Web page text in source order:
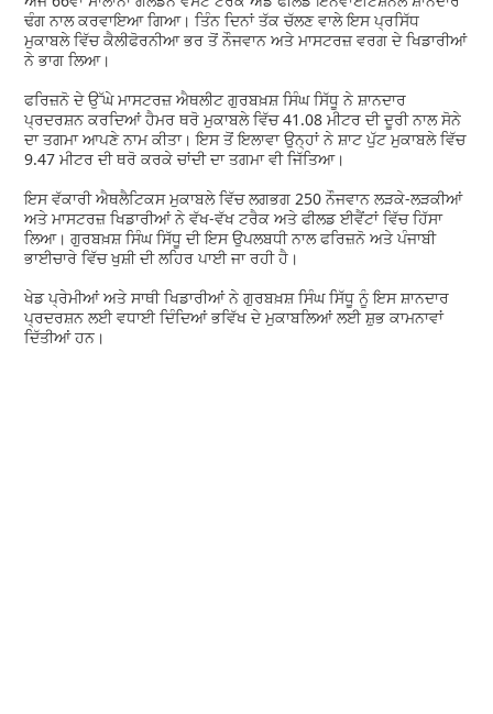
ਢੰਗ ਨਾਲ ਕਰਵਾਇਆ ਗਿਆ। ਤਿੰਨ ਦਿਨਾਂ ਤੱਕ ਚੱਲਣ ਵਾਲੇ ਇਸ ਪ੍ਰਸਿੱਧ
ਮੁਕਾਬਲੇ ਵਿੱਚ ਕੈਲੀਫੋਰਨੀਆ ਭਰ ਤੋਂ ਨੌਜਵਾਨ ਅਤੇ ਮਾਸਟਰਜ਼ ਵਰਗ ਦੇ ਖਿਡਾਰੀਆਂ
ਨੇ ਭਾਗ ਲਿਆ।
ਫਰਿਜ਼ਨੋ ਦੇ ਉੱਘੇ ਮਾਸਟਰਜ਼ ਐਥਲੀਟ ਗੁਰਬਖ਼ਸ਼ ਸਿੰਘ ਸਿੱਧੂ ਨੇ ਸ਼ਾਨਦਾਰ
ਪ੍ਰਦਰਸ਼ਨ ਕਰਦਿਆਂ ਹੈਮਰ ਥਰੋ ਮੁਕਾਬਲੇ ਵਿੱਚ 41.08 ਮੀਟਰ ਦੀ ਦੂਰੀ ਨਾਲ ਸੋਨੇ
ਦਾ ਤਗਮਾ ਆਪਣੇ ਨਾਮ ਕੀਤਾ। ਇਸ ਤੋਂ ਇਲਾਵਾ ਉਨ੍ਹਾਂ ਨੇ ਸ਼ਾਟ ਪੁੱਟ ਮੁਕਾਬਲੇ ਵਿੱਚ
9.47 ਮੀਟਰ ਦੀ ਥਰੋ ਕਰਕੇ ਚਾਂਦੀ ਦਾ ਤਗਮਾ ਵੀ ਜਿੱਤਿਆ।
ਇਸ ਵੱਕਾਰੀ ਐਥਲੈਟਿਕਸ ਮੁਕਾਬਲੇ ਵਿੱਚ ਲਗਭਗ 250 ਨੌਜਵਾਨ ਲੜਕੇ-ਲੜਕੀਆਂ
ਅਤੇ ਮਾਸਟਰਜ਼ ਖਿਡਾਰੀਆਂ ਨੇ ਵੱਖ-ਵੱਖ ਟਰੈਕ ਅਤੇ ਫੀਲਡ ਈਵੈਂਟਾਂ ਵਿੱਚ ਹਿੱਸਾ
ਲਿਆ। ਗੁਰਬਖ਼ਸ਼ ਸਿੰਘ ਸਿੱਧੂ ਦੀ ਇਸ ਉਪਲਬਧੀ ਨਾਲ ਫਰਿਜ਼ਨੋ ਅਤੇ ਪੰਜਾਬੀ
ਭਾਈਚਾਰੇ ਵਿੱਚ ਖੁਸ਼ੀ ਦੀ ਲਹਿਰ ਪਾਈ ਜਾ ਰਹੀ ਹੈ।
ਖੇਡ ਪ੍ਰੇਮੀਆਂ ਅਤੇ ਸਾਥੀ ਖਿਡਾਰੀਆਂ ਨੇ ਗੁਰਬਖ਼ਸ਼ ਸਿੰਘ ਸਿੱਧੂ ਨੂੰ ਇਸ ਸ਼ਾਨਦਾਰ
ਪ੍ਰਦਰਸ਼ਨ ਲਈ ਵਧਾਈ ਦਿੰਦਿਆਂ ਭਵਿੱਖ ਦੇ ਮੁਕਾਬਲਿਆਂ ਲਈ ਸ਼ੁਭ ਕਾਮਨਾਵਾਂ
ਦਿੱਤੀਆਂ ਹਨ।